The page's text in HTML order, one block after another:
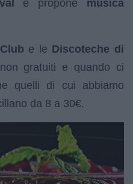
e propone musica
Club e le Discoteche di
gratuiti e quando ci
quelli di cui abbiamo
da 8 a 30€.